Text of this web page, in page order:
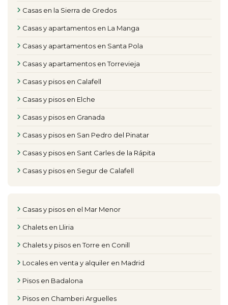
Casas en la Sierra de Gredos
Casas y apartamentos en La Manga
Casas y apartamentos en Santa Pola
Casas y apartamentos en Torrevieja
Casas y pisos en Calafell
Casas y pisos en Elche
Casas y pisos en Granada
Casas y pisos en San Pedro del Pinatar
Casas y pisos en Sant Carles de la Rápita
Casas y pisos en Segur de Calafell
Casas y pisos en el Mar Menor
Chalets en Lliria
Chalets y pisos en Torre en Conill
Locales en venta y alquiler en Madrid
Pisos en Badalona
Pisos en Chamberi Arguelles